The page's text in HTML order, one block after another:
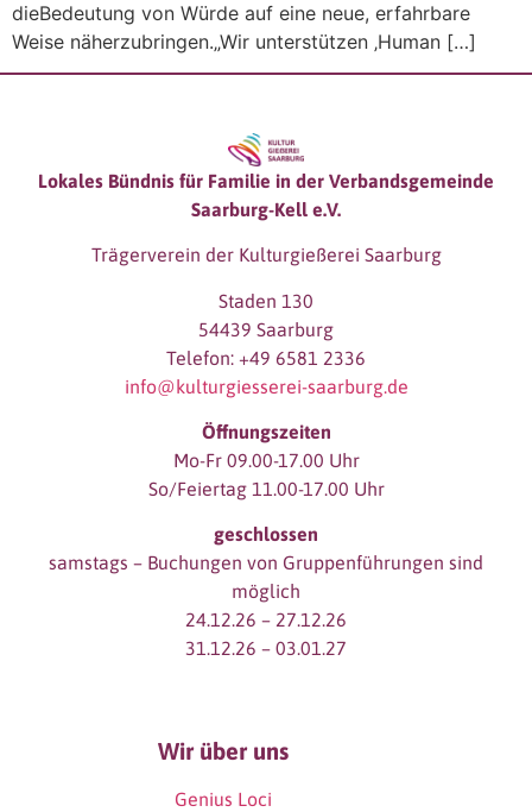
dieBedeutung von Würde auf eine neue, erfahrbare
Weise näherzubringen.„Wir unterstützen ‚Human […]
Lokales Bündnis für Familie in der Verbandsgemeinde
Saarburg-Kell e.V.
Trägerverein der Kulturgießerei Saarburg
Staden 130
54439 Saarburg
Telefon: +49 6581 2336
info@kulturgiesserei-saarburg.de
Öffnungszeiten
Mo-Fr 09.00-17.00 Uhr
So/Feiertag 11.00-17.00 Uhr
geschlossen
samstags – Buchungen von Gruppenführungen sind
möglich
24.12.26 – 27.12.26
31.12.26 – 03.01.27
Wir über uns
Genius Loci